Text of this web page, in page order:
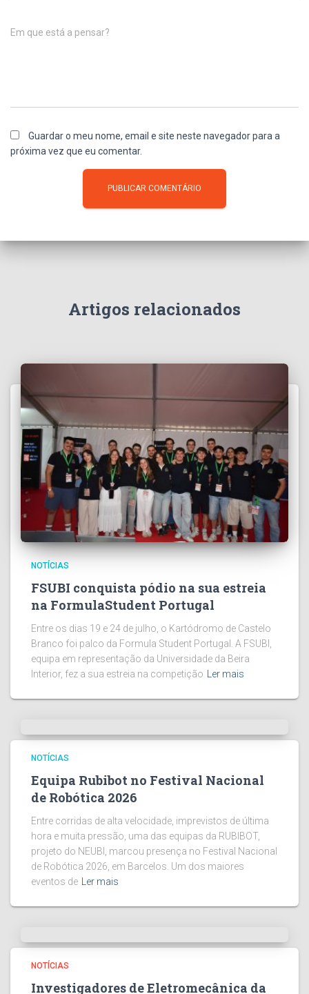
Em que está a pensar?
Guardar o meu nome, email e site neste navegador para a
próxima vez que eu comentar.
Artigos relacionados
NOTÍCIAS
FSUBI conquista pódio na sua estreia
na FormulaStudent Portugal
Entre os dias 19 e 24 de julho, o Kartódromo de Castelo
Branco foi palco da Formula Student Portugal. A FSUBI,
equipa em representação da Universidade da Beira
Interior, fez a sua estreia na competição
Ler mais
NOTÍCIAS
Equipa Rubibot no Festival Nacional
de Robótica 2026
Entre corridas de alta velocidade, imprevistos de última
hora e muita pressão, uma das equipas da RUBIBOT,
projeto do NEUBI, marcou presença no Festival Nacional
de Robótica 2026, em Barcelos. Um dos maiores
eventos de
Ler mais
NOTÍCIAS
Investigadores de Eletromecânica da